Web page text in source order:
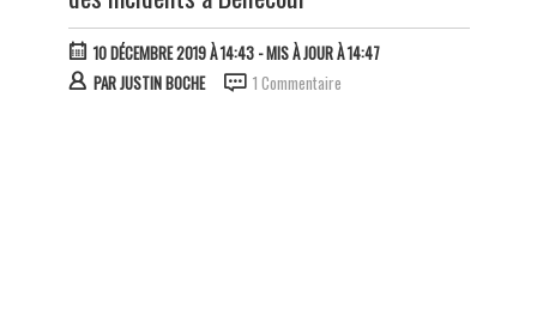
10 DÉCEMBRE 2019 À 14:43- MIS À JOUR À 14:47
PARJUSTIN BOCHE 1 Commentaire